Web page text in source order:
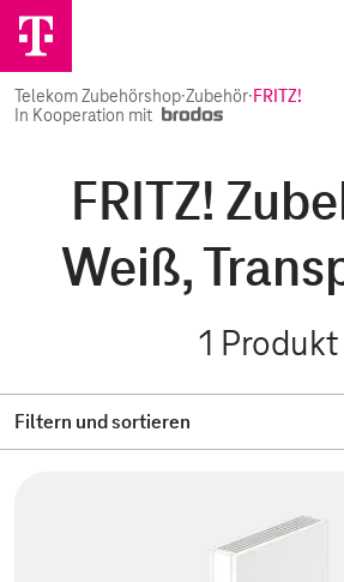
Telekom Zubehörshop·Zubehör·FRITZ!
In Kooperation mit
FRITZ!
Weiß,
1 Produkt
Filtern und sortieren